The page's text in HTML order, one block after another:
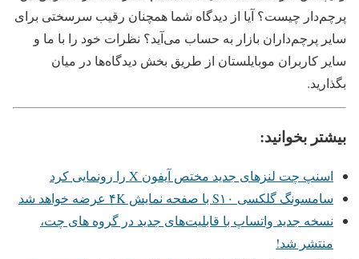
پرچم‌دار چیست؟ آیا از دیدگاه شما همچنان رقیب سرسختی برای
سایر پرچم‌داران بازار به حساب می‌آید؟ نظرات خود را با ما و
سایر کاربران موبایلستان از طریق بخش دیدگاه‌ها در میان
بگذارید.
بیشتر بخوانید:
اسنپ چت لنزهای جدید مختص آیفون X را رونمایی کرد
سامسونگ گلکسی S۱۰ با صفحه نمایش ۴K عرضه خواهد شد
نسخه جدید واتساپ با قابلیت‌های جدید در گروه های چت،
منتشر شد!